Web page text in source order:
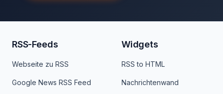
RSS-Feeds
Webseite zu RSS
Google News RSS Feed
Widgets
RSS to HTML
Nachrichtenwand